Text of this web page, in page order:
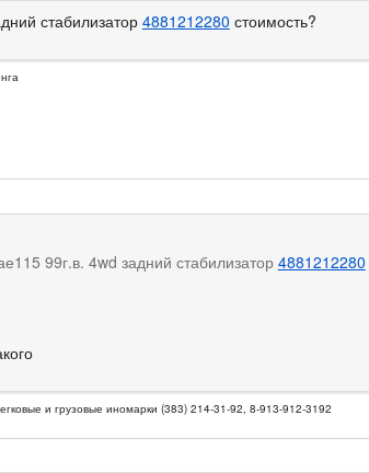
стабилизатор 4881212280 стоимость?
99г.в. 4wd задний стабилизатор 4881212280
и грузовые иномарки (383) 214-31-92, 8-913-912-3192